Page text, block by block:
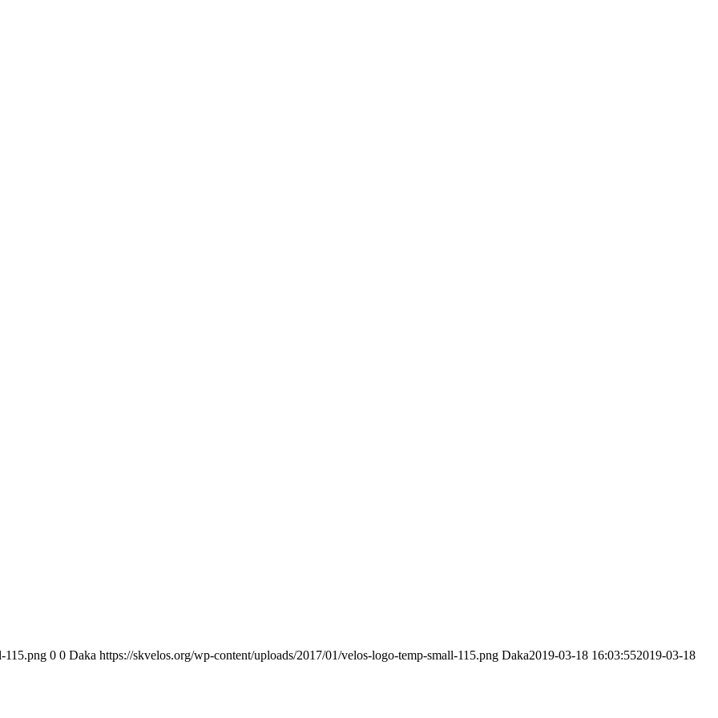
115.png 0 0 Daka https://skvelos.org/wp-content/uploads/2017/01/velos-logo-temp-small-115.png Daka2019-03-18 16:03:552019-03-18